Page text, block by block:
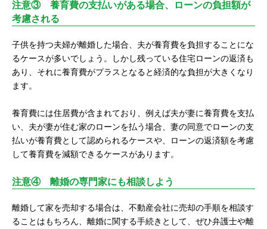
注意③ 養育費の支払いがある場合、ローンの負担額が
考慮される
子供を持つ夫婦が離婚した場合、夫が養育費を負担することにな
るケースが多いでしょう。しかし残っている住宅ローンの返済も
あり、それに養育費がプラスとなると経済的な負担が大きくなり
ます。
養育費には住居費が含まれており、例えば夫が妻に養育費を支払
い、夫が妻が住む家のローンを払う場合、妻の同意でローンの支
払いが養育費として認められるケースや、ローンの返済額を考慮
して養育費を減額できるケースがあります。
注意④ 離婚の専門家にも相談しよう
離婚して家を売却する場合は、不動産会社に売却の手順を相談す
ることはもちろん、離婚に関する手続きとして、ぜひ弁護士や離